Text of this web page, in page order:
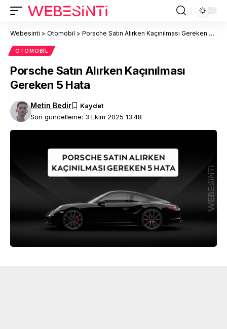
Webesinti > Otomobil > Porsche Satın Alırken Kaçınılması Gereken 5 Hata
OTOMOBIL
Porsche Satın Alırken Kaçınılması
Gereken 5 Hata
Son güncelleme: 3 Ekim 2025 13:48
Metin Bedir